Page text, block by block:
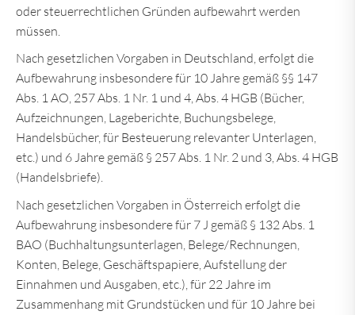
oder steuerrechtlichen Gründen aufbewahrt werden
müssen.
Nach gesetzlichen Vorgaben in Deutschland, erfolgt die
Aufbewahrung insbesondere für 10 Jahre gemäß §§ 147
Abs. 1 AO, 257 Abs. 1 Nr. 1 und 4, Abs. 4 HGB (Bücher,
Aufzeichnungen, Lageberichte, Buchungsbelege,
Handelsbücher, für Besteuerung relevanter Unterlagen,
etc.) und 6 Jahre gemäß § 257 Abs. 1 Nr. 2 und 3, Abs. 4 HGB
(Handelsbriefe).
Nach gesetzlichen Vorgaben in Österreich erfolgt die
Aufbewahrung insbesondere für 7 J gemäß § 132 Abs. 1
BAO (Buchhaltungsunterlagen, Belege/Rechnungen,
Konten, Belege, Geschäftspapiere, Aufstellung der
Einnahmen und Ausgaben, etc.), für 22 Jahre im
Zusammenhang mit Grundstücken und für 10 Jahre bei